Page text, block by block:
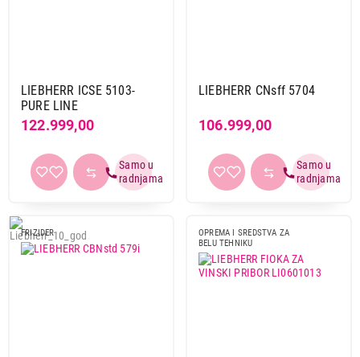
LIEBHERR ICSE 5103-
PURE LINE
122.999,00
LIEBHERR CNsff 5704
106.999,00
FRIZIDER
OPREMA I SREDSTVA ZA
BELU TEHNIKU